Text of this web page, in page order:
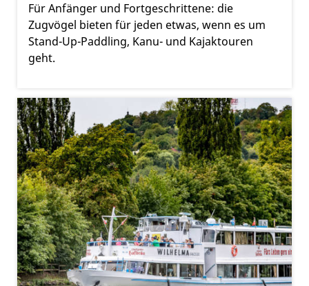
Für Anfänger und Fortgeschrittene: die
Zugvögel bieten für jeden etwas, wenn es um
Stand-Up-Paddling, Kanu- und Kajaktouren
geht.